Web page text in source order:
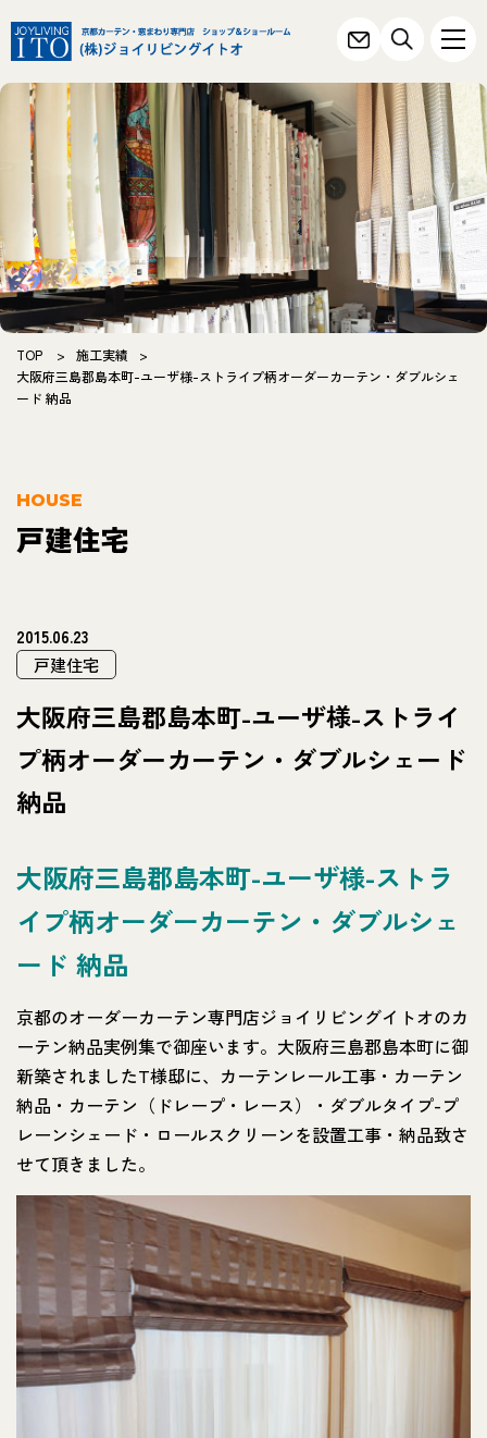
TOP > 施工実績
>
大阪府三島郡島本町-ユーザ様-ストライプ柄オーダーカーテン・ダブルシェ
ード 納品
HOUSE
戸建住宅
2015.06.23
戸建住宅
大阪府三島郡島本町-ユーザ様-ストライ
プ柄オーダーカーテン・ダブルシェード
納品
大阪府三島郡島本町-ユーザ様-ストラ
イプ柄オーダーカーテン・ダブルシェ
ード 納品
京都のオーダーカーテン専門店ジョイリビングイトオのカ
ーテン納品実例集で御座います。大阪府三島郡島本町に御
新築されましたT様邸に、カーテンレール工事・カーテン
納品・カーテン（ドレープ・レース）・ダブルタイプ-プ
レーンシェード・ロールスクリーンを設置工事・納品致さ
せて頂きました。